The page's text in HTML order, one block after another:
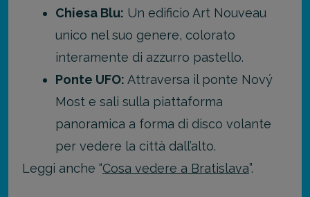
Chiesa Blu: Un edificio Art Nouveau
unico nel suo genere, colorato
interamente di azzurro pastello.
Ponte UFO: Attraversa il ponte Nový
Most e sali sulla piattaforma
panoramica a forma di disco volante
per vedere la città dall’alto.
Leggi anche “Cosa vedere a Bratislava”.